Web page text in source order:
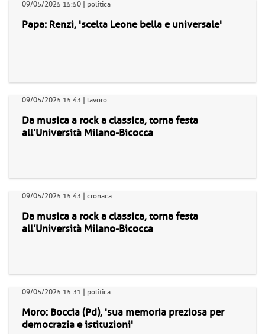
09/05/2025 15:50 | politica
Papa: Renzi, 'scelta Leone bella e universale'
09/05/2025 15:43 | lavoro
Da musica a rock a classica, torna festa
all’Università Milano-Bicocca
09/05/2025 15:43 | cronaca
Da musica a rock a classica, torna festa
all’Università Milano-Bicocca
09/05/2025 15:31 | politica
Moro: Boccia (Pd), 'sua memoria preziosa per
democrazia e istituzioni'